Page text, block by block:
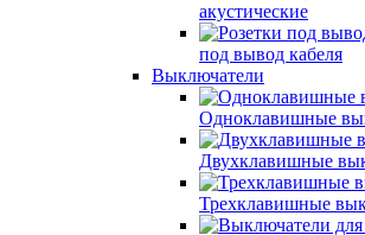
акустические
под вывод кабеля
Выключатели
Одноклавишные
Двухклавишные
Трехклавишные